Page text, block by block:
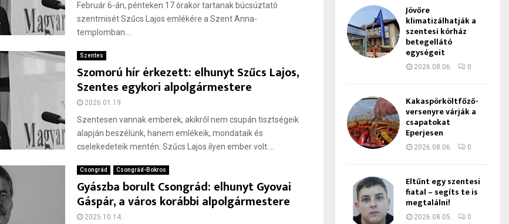
Február 6-án, pénteken 17 órakor tartanak búcsúztató
szentmisét Szűcs Lajos emlékére a Szent Anna-
templomban....
Szentes
Szomorú hír érkezett: elhunyt Szűcs Lajos,
Szentes egykori alpolgármestere
2026.01.19.
Szentesen vannak emberek, akikről nem csupán tisztségeik
alapján beszélünk, hanem emlékeik, mondataik és
cselekedeteik mentén. Szűcs Lajos ilyen ember volt....
Csongrád Csongrád-Bokros
Gyászba borult Csongrád: elhunyt Gyovai
Gáspár, a város korábbi alpolgármestere
2025.10.14.
Jövőre
klimatizálhatják a
szentesi kórház
betegellátó
egységeit
2026.08.06. 0
Kakaspörköltfőző-
versenyre várják a
csapatokat
Eperjesen
2026.08.06. 0
Eltűnt egy szentesi
fiatal – segíts te is
megtalálni!
2026.08.05. 0